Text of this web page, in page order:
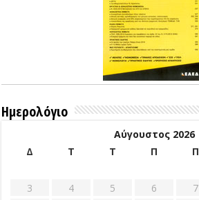
Ημερολόγιο
Αύγουστος 2026
Δ
Τ Τ Π Π
3
4 5 6 7